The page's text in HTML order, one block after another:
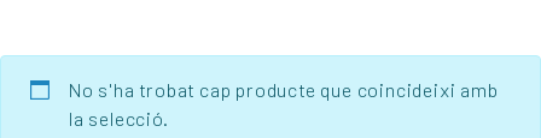
No s'ha trobat cap producte que coincideixi amb
la selecció.